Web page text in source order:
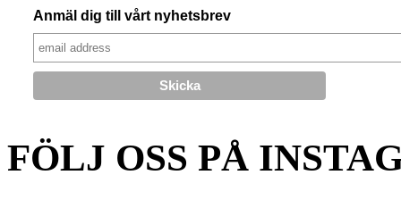
Anmäl dig till vårt nyhetsbrev
FÖLJ OSS PÅ